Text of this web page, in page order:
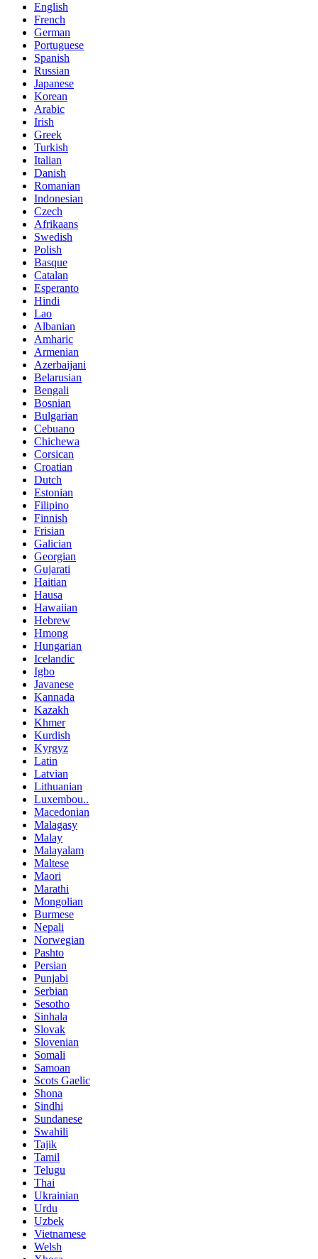
English
French
German
Portuguese
Spanish
Russian
Japanese
Korean
Arabic
Irish
Greek
Turkish
Italian
Danish
Romanian
Indonesian
Czech
Afrikaans
Swedish
Polish
Basque
Catalan
Esperanto
Hindi
Lao
Albanian
Amharic
Armenian
Azerbaijani
Belarusian
Bengali
Bosnian
Bulgarian
Cebuano
Chichewa
Corsican
Croatian
Dutch
Estonian
Filipino
Finnish
Frisian
Galician
Georgian
Gujarati
Haitian
Hausa
Hawaiian
Hebrew
Hmong
Hungarian
Icelandic
Igbo
Javanese
Kannada
Kazakh
Khmer
Kurdish
Kyrgyz
Latin
Latvian
Lithuanian
Luxembou..
Macedonian
Malagasy
Malay
Malayalam
Maltese
Maori
Marathi
Mongolian
Burmese
Nepali
Norwegian
Pashto
Persian
Punjabi
Serbian
Sesotho
Sinhala
Slovak
Slovenian
Somali
Samoan
Scots Gaelic
Shona
Sindhi
Sundanese
Swahili
Tajik
Tamil
Telugu
Thai
Ukrainian
Urdu
Uzbek
Vietnamese
Welsh